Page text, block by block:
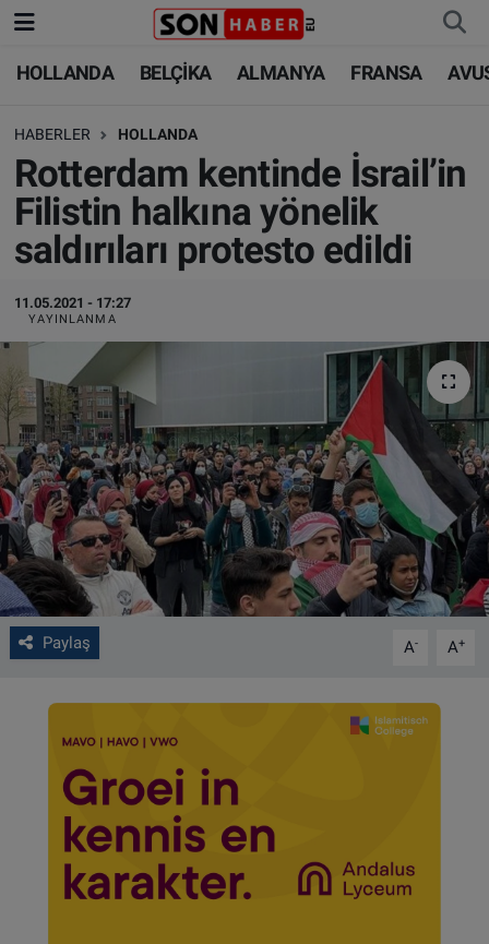
HOLLANDA BELÇİKA ALMANYA FRANSA
HABERLER HOLLANDA
Rotterdam kentinde İsrail’in
Filistin halkına yönelik
saldırıları protesto edildi
11.05.2021 - 17:27
YAYINLANMA
Paylaş A- A+
HOLLANDA
BELÇİKA
ALMANYA
FRANSA
AVUSTURYA
SAĞLIK - YAŞAM
BİLİM-TEKNOLOJİ
HOLLANDA
BELÇİKA
ALMANYA
TÜRKİYE
DÜNYA
BİLİM-TEKNOLOJİ
SAĞLIK
FOTO GALERİ
VIDEO GALERİ
ALGEMENE VOORWAARDEN
CONTACT
Nöbetçi Eczaneler
Hava Durumu
Trafik Durumu
Süper Lig Puan Durumu ve Fikstür
Tüm Manşetler
Son Dakika Haberleri
Haber Arşivi